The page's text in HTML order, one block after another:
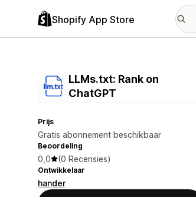
Shopify App Store
LLMs.txt: Rank on
ChatGPT
Prijs
Gratis abonnement beschikbaar
Beoordeling
0,0 (0 Recensies)
Ontwikkelaar
hander